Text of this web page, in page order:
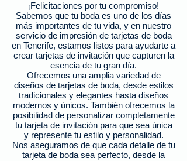
¡Felicitaciones por tu compromiso!
Sabemos que tu boda es uno de los días
más importantes de tu vida, y en nuestro
servicio de impresión de tarjetas de boda
en Tenerife, estamos listos para ayudarte a
crear tarjetas de invitación que capturen la
esencia de tu gran día.
Ofrecemos una amplia variedad de
diseños de tarjetas de boda, desde estilos
tradicionales y elegantes hasta diseños
modernos y únicos. También ofrecemos la
posibilidad de personalizar completamente
tu tarjeta de invitación para que sea única
y represente tu estilo y personalidad.
Nos aseguramos de que cada detalle de tu
tarjeta de boda sea perfecto, desde la